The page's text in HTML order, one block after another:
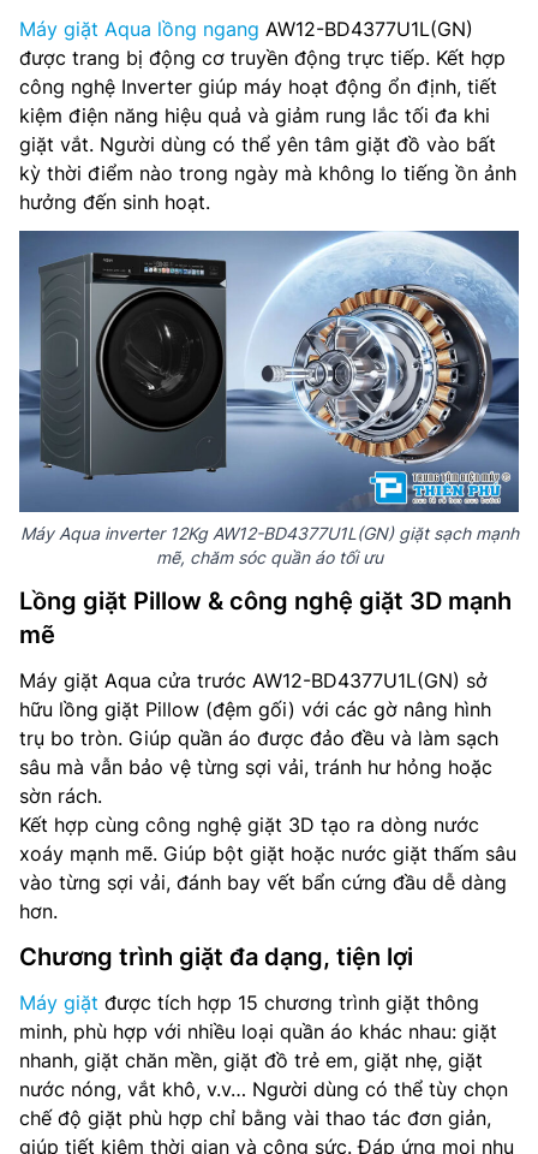
Máy giặt Aqua lồng ngang AW12-BD4377U1L(GN)
được trang bị động cơ truyền động trực tiếp. Kết hợp
công nghệ Inverter giúp máy hoạt động ổn định, tiết
kiệm điện năng hiệu quả và giảm rung lắc tối đa khi
giặt vắt. Người dùng có thể yên tâm giặt đồ vào bất
kỳ thời điểm nào trong ngày mà không lo tiếng ồn ảnh
hưởng đến sinh hoạt.
Máy Aqua inverter 12Kg AW12-BD4377U1L(GN) giặt sạch mạnh
mẽ, chăm sóc quần áo tối ưu
Lồng giặt Pillow & công nghệ giặt 3D mạnh
mẽ
Máy giặt Aqua cửa trước AW12-BD4377U1L(GN) sở
hữu lồng giặt Pillow (đệm gối) với các gờ nâng hình
trụ bo tròn. Giúp quần áo được đảo đều và làm sạch
sâu mà vẫn bảo vệ từng sợi vải, tránh hư hỏng hoặc
sờn rách.
Kết hợp cùng công nghệ giặt 3D tạo ra dòng nước
xoáy mạnh mẽ. Giúp bột giặt hoặc nước giặt thấm sâu
vào từng sợi vải, đánh bay vết bẩn cứng đầu dễ dàng
hơn.
Chương trình giặt đa dạng, tiện lợi
Máy giặt được tích hợp 15 chương trình giặt thông
minh, phù hợp với nhiều loại quần áo khác nhau: giặt
nhanh, giặt chăn mền, giặt đồ trẻ em, giặt nhẹ, giặt
nước nóng, vắt khô, v.v… Người dùng có thể tùy chọn
chế độ giặt phù hợp chỉ bằng vài thao tác đơn giản,
giúp tiết kiệm thời gian và công sức. Đáp ứng mọi nhu